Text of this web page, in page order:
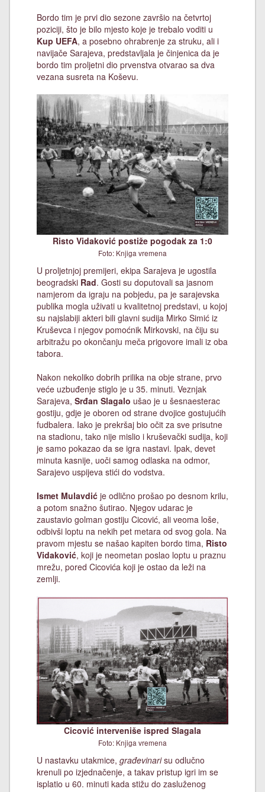
Bordo tim je prvi dio sezone završio na četvrtoj
poziciji, što je bilo mjesto koje je trebalo voditi u
Kup UEFA, a posebno ohrabrenje za struku, ali i
navijače Sarajeva, predstavljala je činjenica da je
bordo tim proljetni dio prvenstva otvarao sa dva
vezana susreta na Koševu.
Risto Vidaković postiže pogodak za 1:0
Foto: Knjiga vremena
U proljetnjoj premijeri, ekipa Sarajeva je ugostila
beogradski Rad. Gosti su doputovali sa jasnom
namjerom da igraju na pobjedu, pa je sarajevska
publika mogla uživati u kvalitetnoj predstavi, u kojoj
su najslabiji akteri bili glavni sudija Mirko Simić iz
Kruševca i njegov pomoćnik Mirkovski, na čiju su
arbitražu po okončanju meča prigovore imali iz oba
tabora.
Nakon nekoliko dobrih prilika na obje strane, prvo
veće uzbuđenje stiglo je u 35. minuti. Veznjak
Sarajeva, Srđan Slagalo ušao je u šesnaesterac
gostiju, gdje je oboren od strane dvojice gostujućih
fudbalera. Iako je prekršaj bio očit za sve prisutne
na stadionu, tako nije mislio i kruševački sudija, koji
je samo pokazao da se igra nastavi. Ipak, devet
minuta kasnije, uoči samog odlaska na odmor,
Sarajevo uspijeva stići do vodstva.
Ismet Mulavdić je odlično prošao po desnom krilu,
a potom snažno šutirao. Njegov udarac je
zaustavio golman gostiju Cicović, ali veoma loše,
odbivši loptu na nekih pet metara od svog gola. Na
pravom mjestu se našao kapiten bordo tima, Risto
Vidaković, koji je neometan poslao loptu u praznu
mrežu, pored Cicovića koji je ostao da leži na
zemlji.
Cicović interveniše ispred Slagala
Foto: Knjiga vremena
U nastavku utakmice, građevinarisu odlučno
krenuli po izjednačenje, a takav pristup igri im se
isplatio u 60. minuti kada stižu do zasluženog